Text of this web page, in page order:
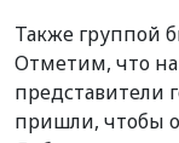
Также группой
Отметим, что на
представители
пришли, чтобы